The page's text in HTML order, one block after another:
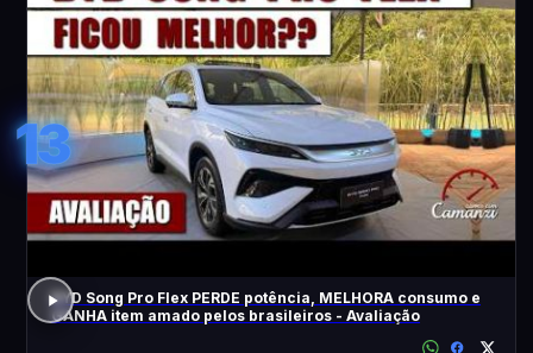
13
BYD Song Pro Flex PERDE potência, MELHORA consumo e
GANHA item amado pelos brasileiros - Avaliação